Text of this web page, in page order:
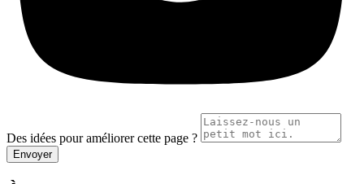
Des idées pour améliorer cette page ?
Envoyer